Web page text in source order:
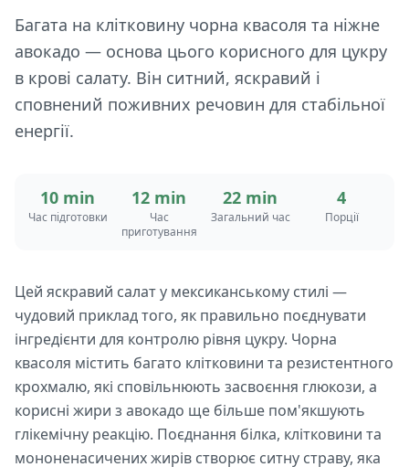
Багата на клітковину чорна квасоля та ніжне
авокадо — основа цього корисного для цукру
в крові салату. Він ситний, яскравий і
сповнений поживних речовин для стабільної
енергії.
10 min
Час підготовки
12 min
Час
приготування
22 min
Загальний час
4
Порції
Цей яскравий салат у мексиканському стилі —
чудовий приклад того, як правильно поєднувати
інгредієнти для контролю рівня цукру. Чорна
квасоля містить багато клітковини та резистентного
крохмалю, які сповільнюють засвоєння глюкози, а
корисні жири з авокадо ще більше пом'якшують
глікемічну реакцію. Поєднання білка, клітковини та
мононенасичених жирів створює ситну страву, яка